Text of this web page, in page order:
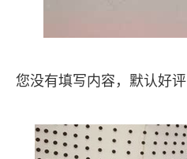
您没有填写内容，默认好评